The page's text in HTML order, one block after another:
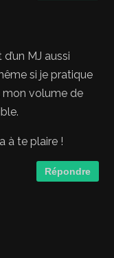
MJ aussi
si je pratique
mon volume de
à te plaire !
Répondre